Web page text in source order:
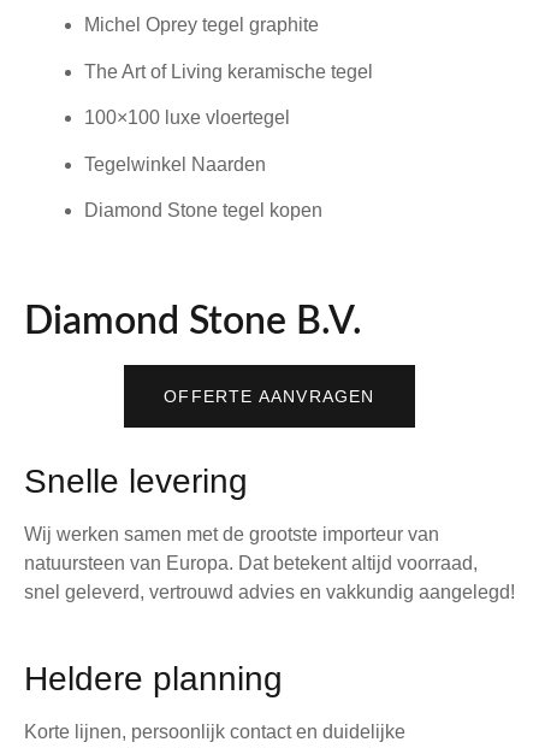
Michel Oprey tegel graphite
The Art of Living keramische tegel
100×100 luxe vloertegel
Tegelwinkel Naarden
Diamond Stone tegel kopen
Diamond Stone B.V.
OFFERTE AANVRAGEN
Snelle levering
Wij werken samen met de grootste importeur van
natuursteen van Europa. Dat betekent altijd voorraad,
snel geleverd, vertrouwd advies en vakkundig aangelegd!
Heldere planning
Korte lijnen, persoonlijk contact en duidelijke